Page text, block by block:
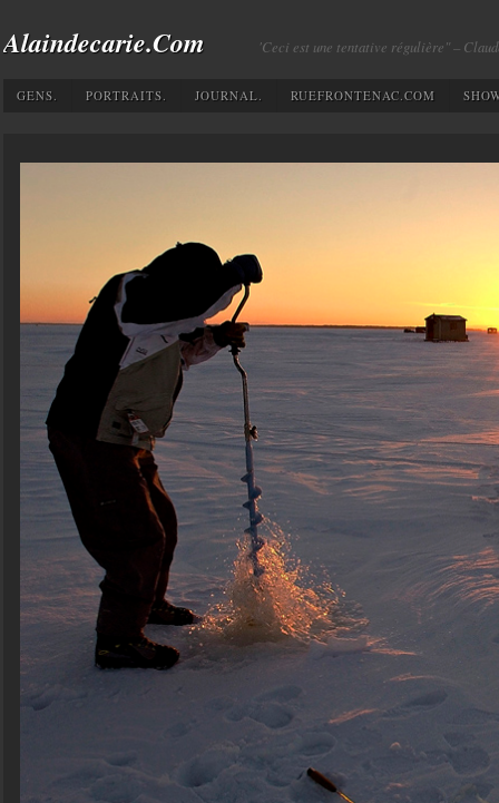
Alaindecarie.com 'Ceci est une tentative régulière" –
GENS. PORTRAITS. JOURNAL. RUEFRONTENAC.COM